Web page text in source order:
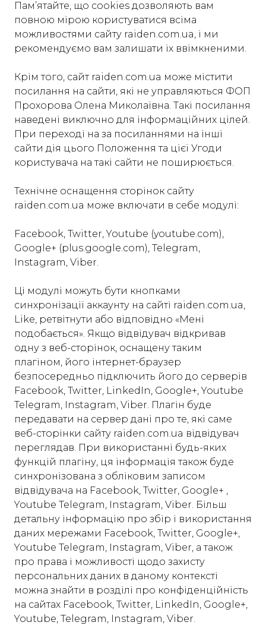
Пам’ятайте, що cookies дозволяють вам
повною мірою користуватися всіма
можливостями cайту raiden.com.ua, і ми
рекомендуємо вам залишати їх ввімкненими.
Крім того, сайт raiden.com.ua може містити
посилання на сайти, які не управляються ФОП
Прохорова Олена Миколаївна. Такі посилання
наведені виключно для інформаційних цілей.
При переході на за посиланнями на інші
сайти дія цього Положення та цієї Угоди
користувача на такі сайти не поширюється.
Технічне оснащення сторінок сайту
raiden.com.ua може включати в себе модулі:
Facebook, Twitter, Youtube (youtube.com),
Google+ (plus.google.com), Telegram,
Instagram, Viber.
Ці модулі можуть бути кнопками
синхронізації аккаунту на сайті raiden.com.ua,
Like, ретвітнути або відповідно «Мені
подобається». Якщо відвідувач відкривав
одну з веб-сторінок, оснащену таким
плагіном, його інтернет-браузер
безпосередньо підключить його до серверів
Facebook, Twitter, LinkedIn, Google+, Youtube
Telegram, Instagram, Viber. Плагін буде
передавати на сервер дані про те, які саме
веб-сторінки сайту raiden.com.ua відвідувач
переглядав. При використанні будь-яких
функцій плагіну, ця інформація також буде
синхронізована з обліковим записом
відвідувача на Facebook, Twitter, Google+ ,
Youtube Telegram, Instagram, Viber. Більш
детальну інформацію про збір і використання
даних мережами Facebook, Twitter, Google+,
Youtube Telegram, Instagram, Viber, а також
про права і можливості щодо захисту
персональних даних в даному контексті
можна знайти в розділі про конфіденційність
на сайтах Facebook, Twitter, LinkedIn, Google+,
Youtube, Telegram, Instagram, Viber.